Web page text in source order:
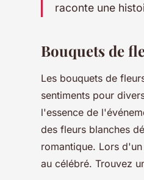
raconte une
Bouquets de
Les bouquets de
sentiments pour
l'essence de
des fleurs blanches
romantique. Lors
au célébré. Trouvez